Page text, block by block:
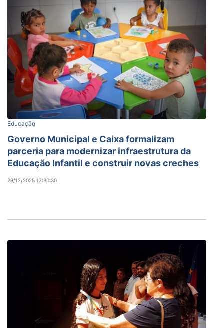
Educação
Governo Municipal e Caixa formalizam
parceria para modernizar infraestrutura da
Educação Infantil e construir novas creches
29/12/2025 17:30:30